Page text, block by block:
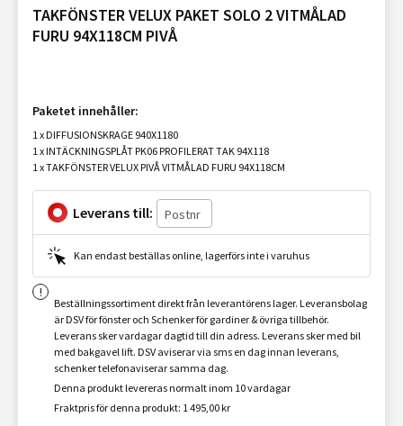
TAKFÖNSTER VELUX PAKET SOLO 2 VITMÅLAD
FURU 94X118CM PIVÅ
Paketet innehåller:
1 x DIFFUSIONSKRAGE 940X1180
1 x INTÄCKNINGSPLÅT PK06 PROFILERAT TAK 94X118
1 x TAKFÖNSTER VELUX PIVÅ VITMÅLAD FURU 94X118CM
Leverans till:
Kan endast beställas online, lagerförs inte i varuhus
Beställningssortiment direkt från leverantörens lager. Leveransbolag
är DSV för fönster och Schenker för gardiner & övriga tillbehör.
Leverans sker vardagar dagtid till din adress. Leverans sker med bil
med bakgavel lift. DSV aviserar via sms en dag innan leverans,
schenker telefonaviserar samma dag.
Denna produkt levereras normalt inom 10 vardagar
Fraktpris för denna produkt: 1 495,00 kr